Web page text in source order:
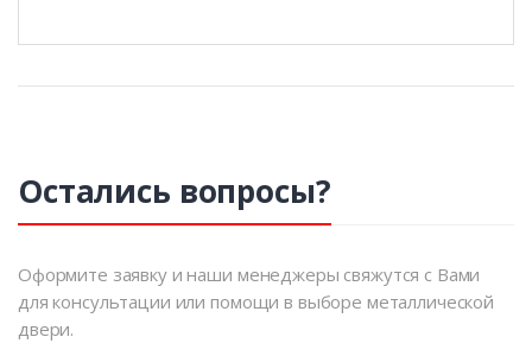
Остались вопросы?
Оформите заявку и наши менеджеры свяжутся с Вами
для консультации или помощи в выборе металлической
двери.